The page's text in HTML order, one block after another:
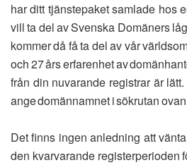
har ditt tjänstepaket samlade hos
vill ta del av Svenska Domäners
kommer då få ta del av vår
och 27 års erfarenhet av
från din nuvarande registrar är
ange domännamnet i sökrutan
Det finns ingen anledning att
den kvarvarande registerperioden